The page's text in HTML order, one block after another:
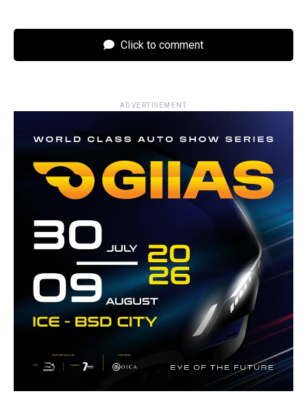
Click to comment
ADVERTISEMENT